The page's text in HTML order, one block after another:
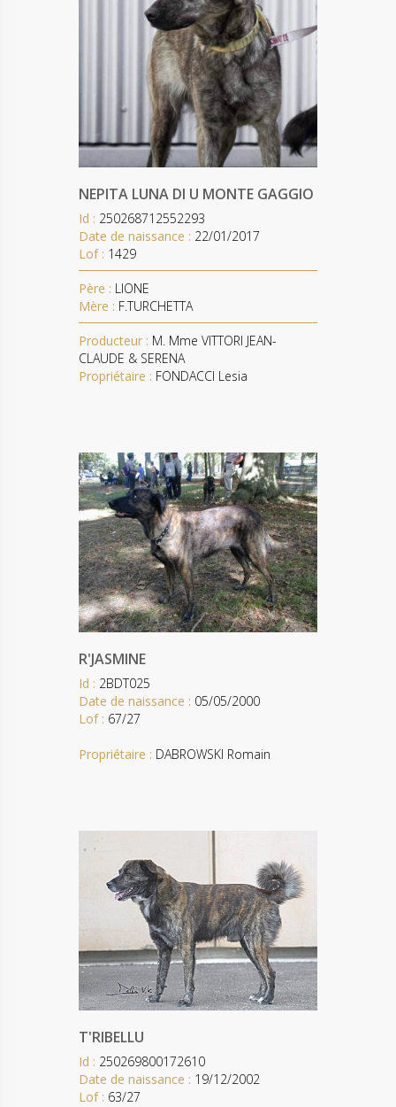
NEPITA LUNA DI U MONTE GAGGIO
Id : 250268712552293
Date de naissance : 22/01/2017
Lof : 1429
Père : LIONE
Mère : F.TURCHETTA
Producteur : M. Mme VITTORI JEAN-
CLAUDE & SERENA
Propriétaire : FONDACCI Lesia
R'JASMINE
Id : 2BDT025
Date de naissance : 05/05/2000
Lof : 67/27
Propriétaire : DABROWSKI Romain
T'RIBELLU
Id : 250269800172610
Date de naissance : 19/12/2002
Lof : 63/27